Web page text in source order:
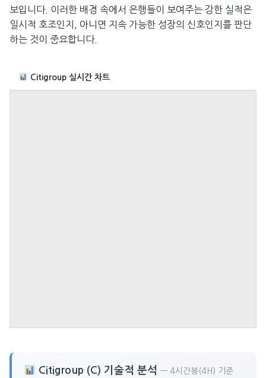
보입니다. 이러한 배경 속에서 은행들이 보여주는 강한 실적은
일시적 호조인지, 아니면 지속 가능한 성장의 신호인지를 판단
하는 것이 중요합니다.
Citigroup 실시간 차트
Citigroup (C) 기술적 분석— 4시간봉(4H) 기준